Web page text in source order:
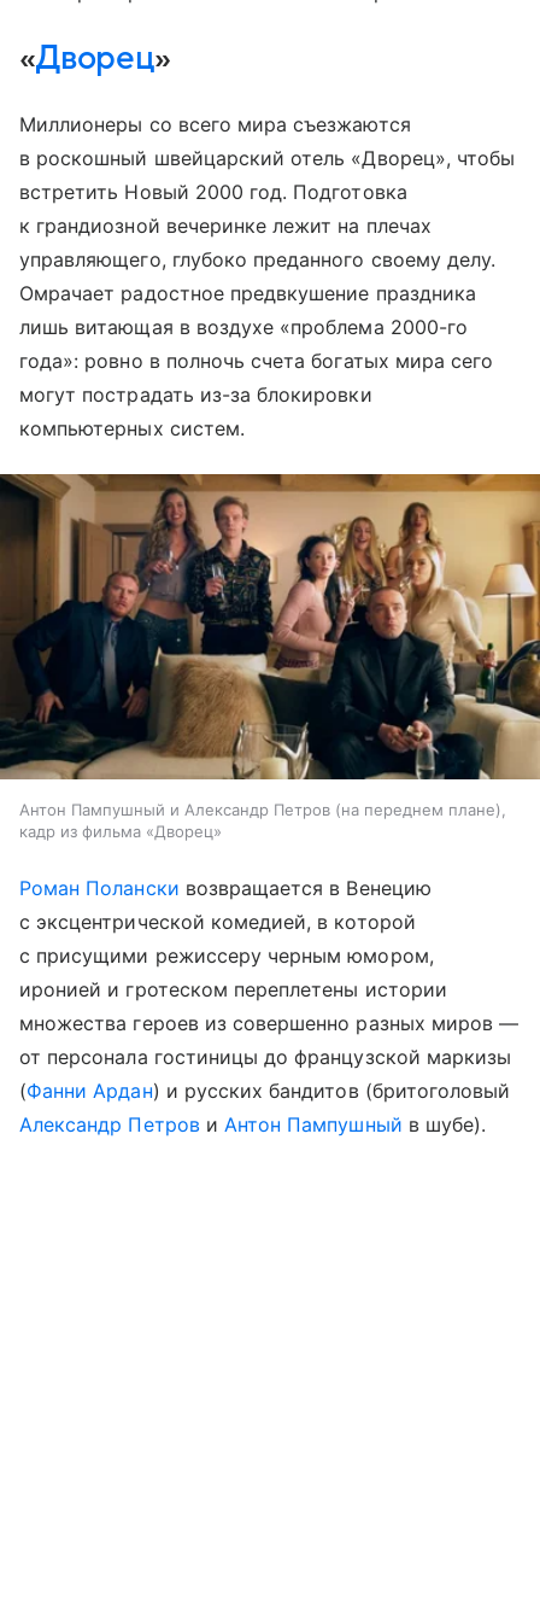
«Дворец»
Миллионеры со всего мира съезжаются
в роскошный швейцарский отель «Дворец», чтобы
встретить Новый 2000 год. Подготовка
к грандиозной вечеринке лежит на плечах
управляющего, глубоко преданного своему делу.
Омрачает радостное предвкушение праздника
лишь витающая в воздухе «проблема 2000-го
года»: ровно в полночь счета богатых мира сего
могут пострадать из-за блокировки
компьютерных систем.
Антон Пампушный и Александр Петров (на переднем плане),
кадр из фильма «Дворец»
Роман Полански возвращается в Венецию
с эксцентрической комедией, в которой
с присущими режиссеру черным юмором,
иронией и гротеском переплетены истории
множества героев из совершенно разных миров —
от персонала гостиницы до французской маркизы
(Фанни Ардан) и русских бандитов (бритоголовый
Александр Петрови Антон Пампушный в шубе).